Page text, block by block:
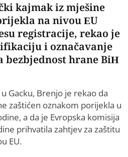
kajmak iz mješine
na nivou EU
registracije, rekao je
i označavanje
bezbjednost hrane BiH
Gacku, Brenjo je rekao da
zaštićen oznakom porijekla u
a da je Evropska komisija
prihvatila zahtjev za zaštitu
EU.